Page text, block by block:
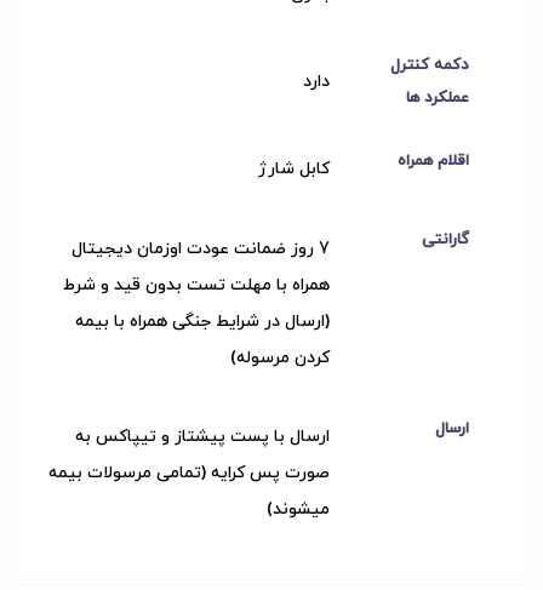
دکمه کنترل
عملکرد ها
دارد
اقلام همراه کابل شارژ
گارانتی
7 روز ضمانت عودت اوزمان دیجیتال
همراه با مهلت تست بدون قید و شرط
(ارسال در شرایط جنگی همراه با بیمه
کردن مرسوله)
ارسال
ارسال با پست پیشتاز و تیپاکس به
صورت پس کرایه (تمامی مرسولات بیمه
میشوند)